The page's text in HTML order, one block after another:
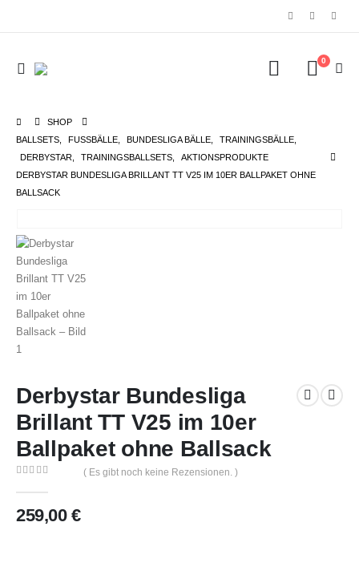
0
SHOP
BALLSETS
FUSSBÄLLE BUNDESLIGA BÄLLE TRAININGSBÄLLE
DERBYSTAR
TRAININGSBALLSETS
AKTIONSPRODUKTE
DERBYSTAR BUNDESLIGA BRILLANT TT V25 IM 10ER BALLPAKET OHNE
BALLSACK
Derbystar Bundesliga
Brillant TT V25 im 10er
Ballpaket ohne Ballsack
( Es gibt noch keine Rezensionen. )
259,00 €